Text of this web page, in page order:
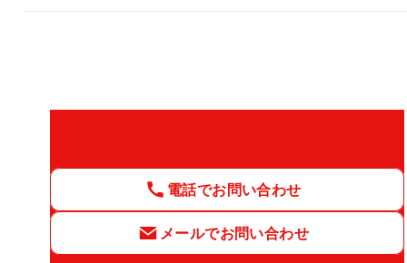
電話でお問い合わせ
メールでお問い合わせ